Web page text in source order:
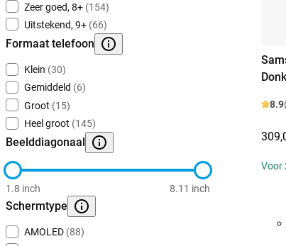
Zeer goed, 8+ (154)
Uitstekend, 9+ (66)
Formaat telefoon
Klein (30)
Gemiddeld (6)
Groot (15)
Heel groot (145)
Beelddiagonaal
1.8 inch 8.11 inch
Schermtype
AMOLED (88)
8.9
Voor